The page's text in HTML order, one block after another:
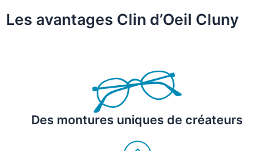
Les avantages Clin d’Oeil Cluny
Des montures uniques de créateurs